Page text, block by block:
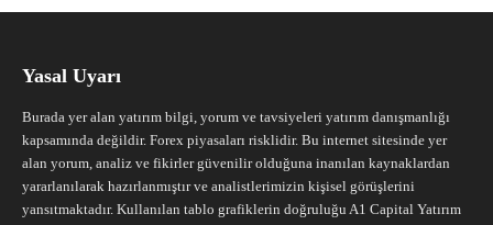
Yasal Uyarı
Burada yer alan yatırım bilgi, yorum ve tavsiyeleri yatırım danışmanlığı
kapsamında değildir. Forex piyasaları risklidir. Bu internet sitesinde yer
alan yorum, analiz ve fikirler güvenilir olduğuna inanılan kaynaklardan
yararlanılarak hazırlanmıştır ve analistlerimizin kişisel görüşlerini
yansıtmaktadır. Kullanılan tablo grafiklerin doğruluğu A1 Capital Yatırım